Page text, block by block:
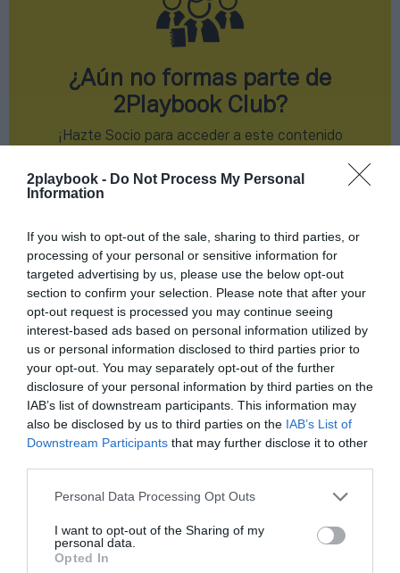
2playbook - Do Not Process My Personal
Information
If you wish to opt-out of the sale, sharing to third parties, or
processing of your personal or sensitive information for
targeted advertising by us, please use the below opt-out
section to confirm your selection. Please note that after your
opt-out request is processed you may continue seeing
interest-based ads based on personal information utilized by
us or personal information disclosed to third parties prior to
your opt-out. You may separately opt-out of the further
disclosure of your personal information by third parties on the
IAB’s list of downstream participants. This information may
also be disclosed by us to third parties on the IAB’s List of
Downstream Participants that may further disclose it to other
Personal Data Processing Opt Outs
I want to opt-out of the Sharing of my
personal data.
Opted In
Índex
FC Barcelona
¿Aún no formas parte de
2Playbook Club?
¡Hazte Socio para acceder a este contenido
¡Suscríbete! Inicia sesión
Compartir
Imprimir
2Playbook Club 2P